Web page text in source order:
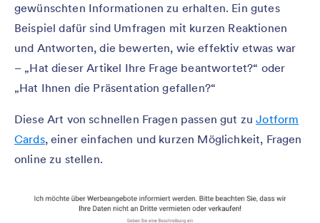
gewünschten Informationen zu erhalten. Ein gutes
Beispiel dafür sind Umfragen mit kurzen Reaktionen
und Antworten, die bewerten, wie effektiv etwas war
– „Hat dieser Artikel Ihre Frage beantwortet?“ oder
„Hat Ihnen die Präsentation gefallen?“
Diese Art von schnellen Fragen passen gut zuJotform
Cards, einer einfachen und kurzen Möglichkeit, Fragen
online zu stellen.